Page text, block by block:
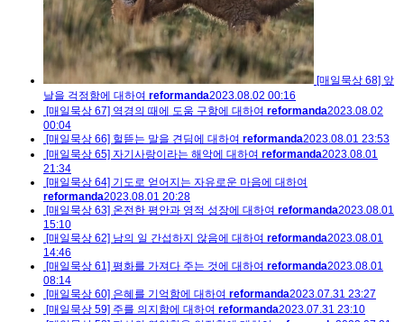
[매일묵상 68] 앞
날을 걱정함에 대하여 reformanda2023.08.02 00:16
[매일묵상 67] 역경의 때에 도움 구함에 대하여 reformanda2023.08.02
00:04
[매일묵상 66] 헐뜯는 말을 견딤에 대하여 reformanda2023.08.01 23:53
[매일묵상 65] 자기사랑이라는 해악에 대하여 reformanda2023.08.01
21:34
[매일묵상 64] 기도로 얻어지는 자유로운 마음에 대하여
reformanda2023.08.01 20:28
[매일묵상 63] 온전한 평안과 영적 성장에 대하여 reformanda2023.08.01
15:10
[매일묵상 62] 남의 일 간섭하지 않음에 대하여 reformanda2023.08.01
14:46
[매일묵상 61] 평화를 가져다 주는 것에 대하여 reformanda2023.08.01
08:14
[매일묵상 60] 은혜를 기억함에 대하여 reformanda2023.07.31 23:27
[매일묵상 59] 주를 의지함에 대하여 reformanda2023.07.31 23:10